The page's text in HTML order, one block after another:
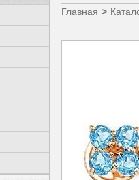
Главная